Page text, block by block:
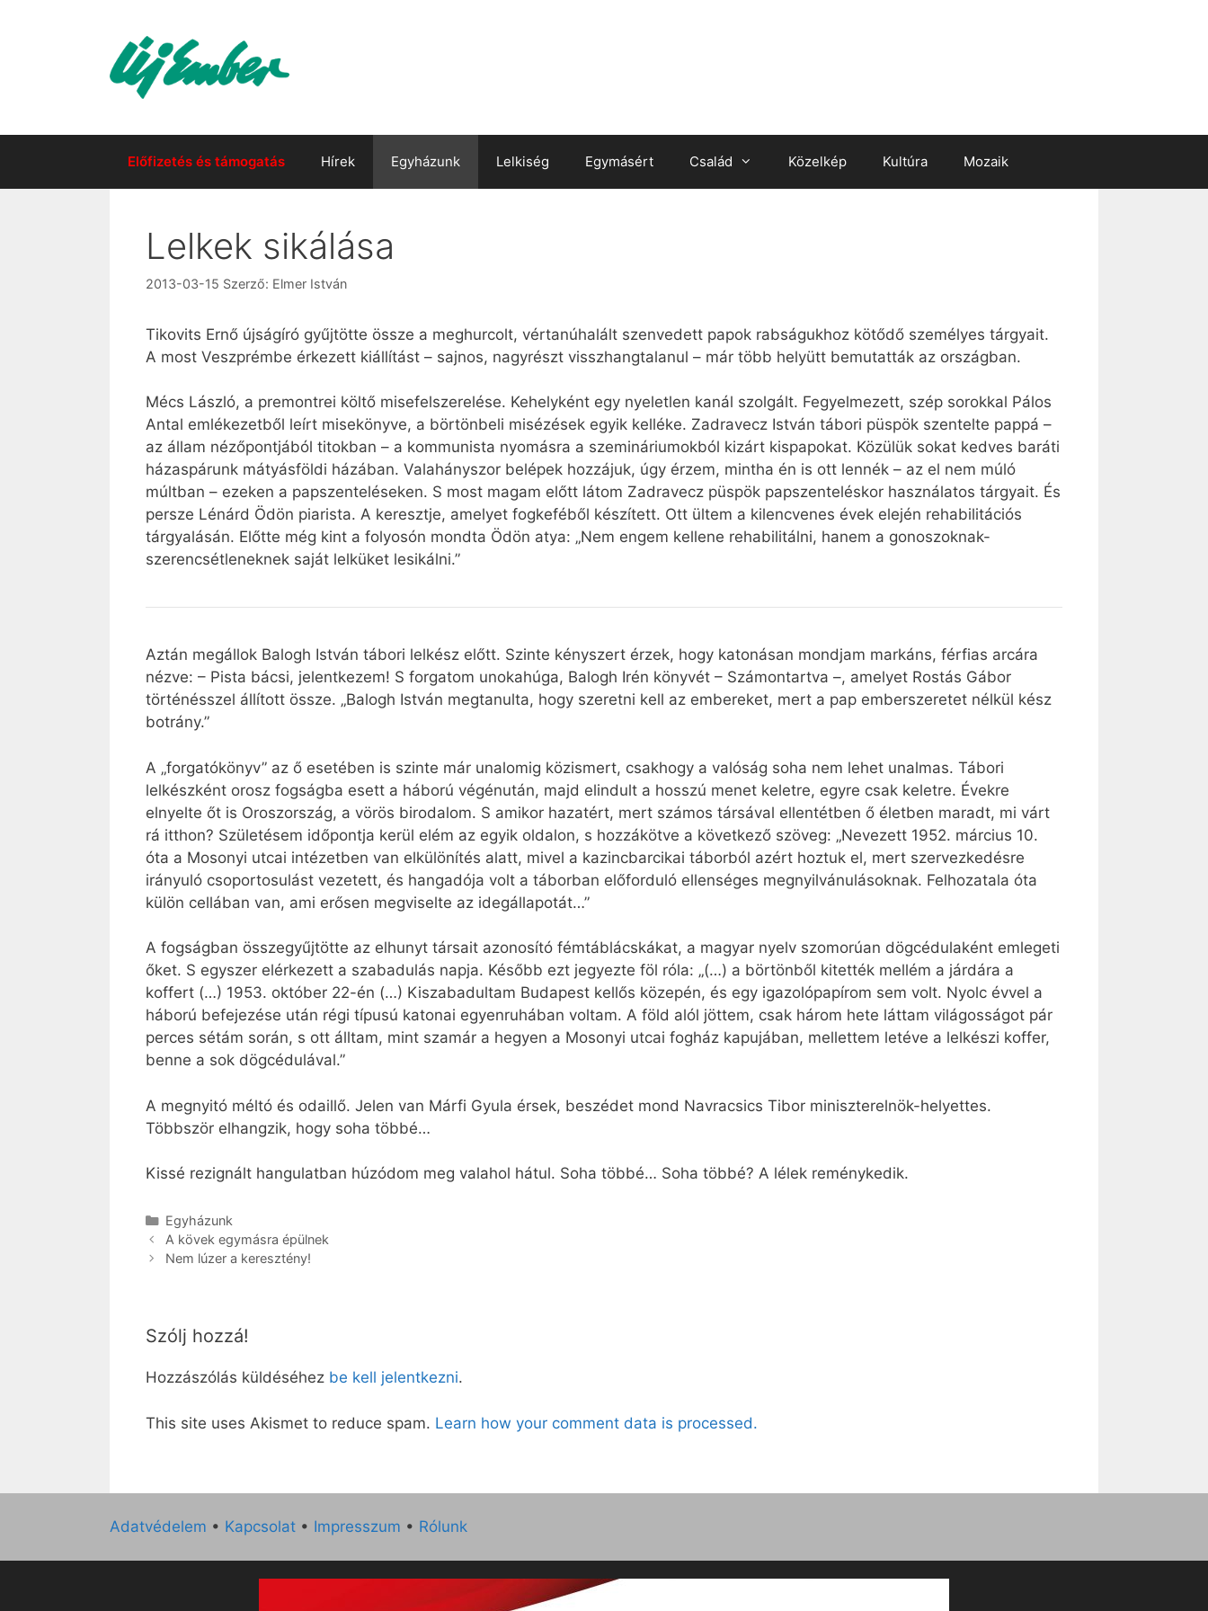
Előfizetés és támogatás Hírek Egyházunk Lelkiség Egymásért Család Közelkép Kultúra Mozaik
Lelkek sikálása
2013-03-15 Szerző: Elmer István
Tikovits Ernő újságíró gyűjtötte össze a meghurcolt, vértanúhalált szenvedett papok rabságukhoz kötődő személyes tárgyait.
A most Veszprémbe érkezett kiállítást – sajnos, nagyrészt visszhangtalanul – már több helyütt bemutatták az országban.
Mécs László, a premontrei költő misefelszerelése. Kehelyként egy nyeletlen kanál szolgált. Fegyelmezett, szép sorokkal Pálos
Antal emlékezetből leírt misekönyve, a börtönbeli misézések egyik kelléke. Zadravecz István tábori püspök szentelte pappá –
az állam nézőpontjából titokban – a kommunista nyomásra a szemináriumokból kizárt kispapokat. Közülük sokat kedves baráti
házaspárunk mátyásföldi házában. Valahányszor belépek hozzájuk, úgy érzem, mintha én is ott lennék – az el nem múló
múltban – ezeken a papszenteléseken. S most magam előtt látom Zadravecz püspök papszenteléskor használatos tárgyait. És
persze Lénárd Ödön piarista. A keresztje, amelyet fogkeféből készített. Ott ültem a kilencvenes évek elején rehabilitációs
tárgyalásán. Előtte még kint a folyosón mondta Ödön atya: „Nem engem kellene rehabilitálni, hanem a gonoszoknak-
szerencsétleneknek saját lelküket lesikálni.”
Aztán megállok Balogh István tábori lelkész előtt. Szinte kényszert érzek, hogy katonásan mondjam markáns, férfias arcára
nézve: – Pista bácsi, jelentkezem! S forgatom unokahúga, Balogh Irén könyvét – Számontartva –, amelyet Rostás Gábor
történésszel állított össze. „Balogh István megtanulta, hogy szeretni kell az embereket, mert a pap emberszeretet nélkül kész
botrány.”
A „forgatókönyv” az ő esetében is szinte már unalomig közismert, csakhogy a valóság soha nem lehet unalmas. Tábori
lelkészként orosz fogságba esett a háború végénután, majd elindult a hosszú menet keletre, egyre csak keletre. Évekre
elnyelte őt is Oroszország, a vörös birodalom. S amikor hazatért, mert számos társával ellentétben ő életben maradt, mi várt
rá itthon? Születésem időpontja kerül elém az egyik oldalon, s hozzákötve a következő szöveg: „Nevezett 1952. március 10.
óta a Mosonyi utcai intézetben van elkülönítés alatt, mivel a kazincbarcikai táborból azért hoztuk el, mert szervezkedésre
irányuló csoportosulást vezetett, és hangadója volt a táborban előforduló ellenséges megnyilvánulásoknak. Felhozatala óta
külön cellában van, ami erősen megviselte az idegállapotát…”
A fogságban összegyűjtötte az elhunyt társait azonosító fémtáblácskákat, a magyar nyelv szomorúan dögcédulaként emlegeti
őket. S egyszer elérkezett a szabadulás napja. Később ezt jegyezte föl róla: „(…) a börtönből kitették mellém a járdára a
koffert (…) 1953. október 22-én (…) Kiszabadultam Budapest kellős közepén, és egy igazolópapírom sem volt. Nyolc évvel a
háború befejezése után régi típusú katonai egyenruhában voltam. A föld alól jöttem, csak három hete láttam világosságot pár
perces sétám során, s ott álltam, mint szamár a hegyen a Mosonyi utcai fogház kapujában, mellettem letéve a lelkészi koffer,
benne a sok dögcédulával.”
A megnyitó méltó és odaillő. Jelen van Márfi Gyula érsek, beszédet mond Navracsics Tibor miniszterelnök-helyettes.
Többször elhangzik, hogy soha többé…
Kissé rezignált hangulatban húzódom meg valahol hátul. Soha többé… Soha többé? A lélek reménykedik.
Kategória
Egyházunk
A kövek egymásra épülnek
Nem lúzer a keresztény!
Szólj hozzá!
Hozzászólás küldéséhez be kell jelentkezni.
This site uses Akismet to reduce spam. Learn how your comment data is processed.
Adatvédelem • Kapcsolat • Impresszum • Rólunk